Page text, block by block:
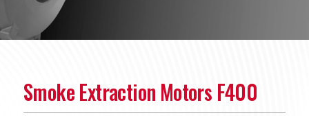
Smoke Extraction Motors F400